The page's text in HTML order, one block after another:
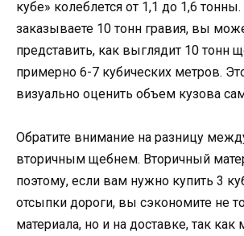
кубе» колеблется от 1,1 до 1,6
заказываете 10 тонн гравия, вы
представить, как выглядит 10 тонн
примерно 6-7 кубических метров.
визуально оценить объем кузова
Обратите внимание на разницу
вторичным щебнем. Вторичный
поэтому, если вам нужно купить 3
отсыпки дороги, вы сэкономите не
материала, но и на доставке, так